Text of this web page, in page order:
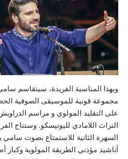
وبهذا المناسبة الفريدة، سيتقاسم
مجموعة قونية للموسيقى الصوفية
على التقليد المولوي و مراسم
التراث اللامادي لليونيسكو. وستتاح
السهرة الثانية للاستمتاع بصوت
أناشيد مؤذني الطريقة المولوية